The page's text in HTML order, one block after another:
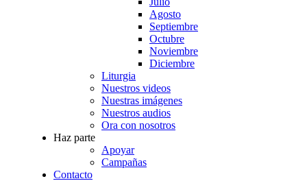
Agosto
Septiembre
Octubre
Noviembre
Diciembre
Liturgia
Nuestros videos
Nuestras imágenes
Nuestros audios
Ora con nosotros
Haz parte
Apoyar
Campañas
Contacto